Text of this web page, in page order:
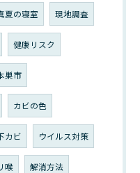
夏の寝室 現地調査
健康リスク
巣市
カビの色
カビ ウイルス対策
喉 解消方法